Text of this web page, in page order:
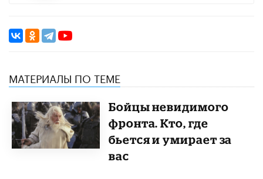
МАТЕРИАЛЫ ПО ТЕМЕ
Бойцы невидимого
фронта. Кто, где
бьется и умирает за
вас